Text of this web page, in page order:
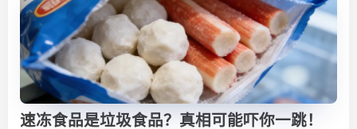
速冻食品是垃圾食品？真相可能吓你一跳！